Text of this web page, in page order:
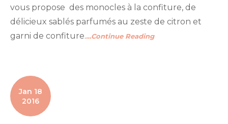
vous propose des monocles à la confiture, de
délicieux sablés parfumés au zeste de citron et
garni de confiture.…Continue Reading
Jan 18
2016